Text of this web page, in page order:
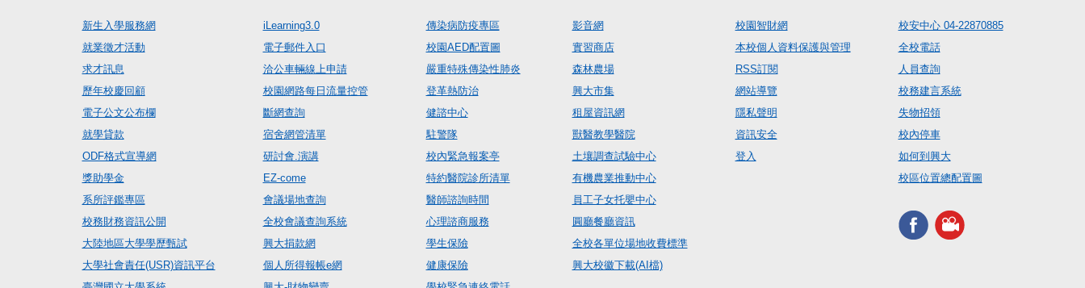
新生入學服務網
就業徵才活動
求才訊息
歷年校慶回顧
電子公文公布欄
就學貸款
ODF格式宣導網
獎助學金
系所評鑑專區
校務財務資訊公開
大陸地區大學學歷甄試
大學社會責任(USR)資訊平台
iLearning3.0
電子郵件入口
洽公車輛線上申請
校園網路每日流量控管
斷網查詢
宿舍網管清單
研討會.演講
EZ-come
會議場地查詢
全校會議查詢系統
興大捐款網
個人所得報帳e網
傳染病防疫專區
校園AED配置圖
嚴重特殊傳染性肺炎
登革熱防治
健諮中心
駐警隊
校內緊急報案亭
特約醫院診所清單
醫師諮詢時間
心理諮商服務
學生保險
健康保險
影音網
實習商店
森林農場
興大市集
租屋資訊網
獸醫教學醫院
土壤調查試驗中心
有機農業推動中心
員工子女托嬰中心
圓廳餐廳資訊
全校各單位場地收費標準
興大校徽下載(AI檔)
校園智財網
本校個人資料保護與管理
RSS訂閱
網站導覽
隱私聲明
資訊安全
登入
校安中心 04-22870885
全校電話
人員查詢
校務建言系統
失物招領
校內停車
如何到興大
校區位置總配置圖